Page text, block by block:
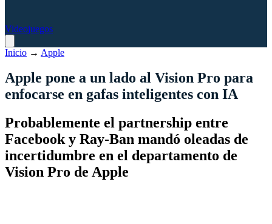
Videojuegos
Inicio → Apple
Apple pone a un lado al Vision Pro para
enfocarse en gafas inteligentes con IA
Probablemente el partnership entre
Facebook y Ray-Ban mandó oleadas de
incertidumbre en el departamento de
Vision Pro de Apple